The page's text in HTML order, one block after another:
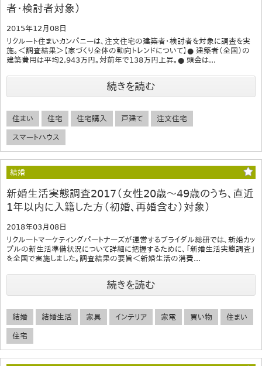
者・検討者対象）
2015年12月08日
リクルート住まいカンパニーは、注文住宅の建築者・検討者を対象に調査を実
施。＜調査結果＞【家づくり全体の動向トレンドについて】● 建築者（全国）の
建築費用は平均2,943万円。対前年で138万円上昇。● 頭金は...
続きを読む
住まい 住宅 住宅購入 戸建て 注文住宅
スマートハウス
結婚
新婚生活実態調査2017（女性20歳～49歳のうち、直近
1年以内に入籍した方（初婚、再婚含む）対象）
2018年03月08日
リクルートマーケティングパートナーズが運営するブライダル総研では、新婚カッ
プルの新生活準備状況について詳細に把握するために、「新婚生活実態調査」
を全国で実施しました。調査結果の要旨＜新婚生活の消費...
続きを読む
結婚 結婚生活 家具 インテリア 家電 買い物 住まい
住宅